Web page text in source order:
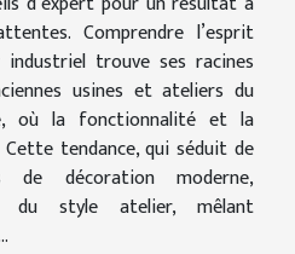
Comprendre l’esprit
trouve ses racines
usines et ateliers du
où la fonctionnalité et la
tendance, qui séduit de
de décoration moderne,
du style atelier, mêlant